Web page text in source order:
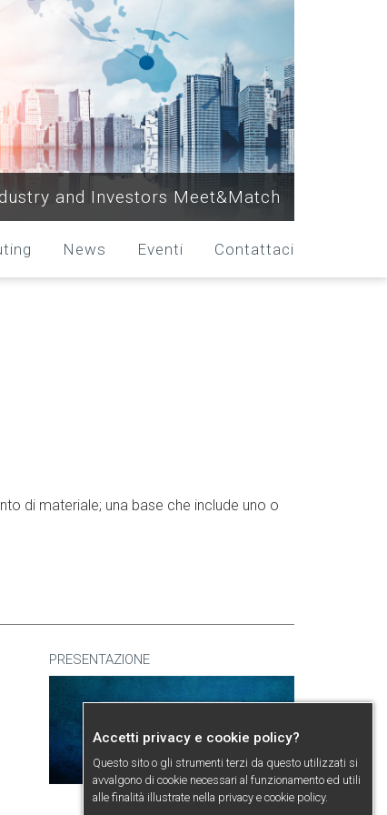
and Investors Meet&Match
News Eventi Contattaci
di materiale; una base che include uno o
PRESENTAZIONE
Accetti privacy e cookie policy?
Questo sito o gli strumenti terzi da questo utilizzati si
avvalgono di cookie necessari al funzionamento ed utili
alle finalità illustrate nella privacy e cookie policy.